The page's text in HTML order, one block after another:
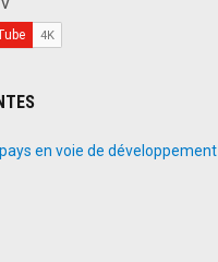
en voie de développement